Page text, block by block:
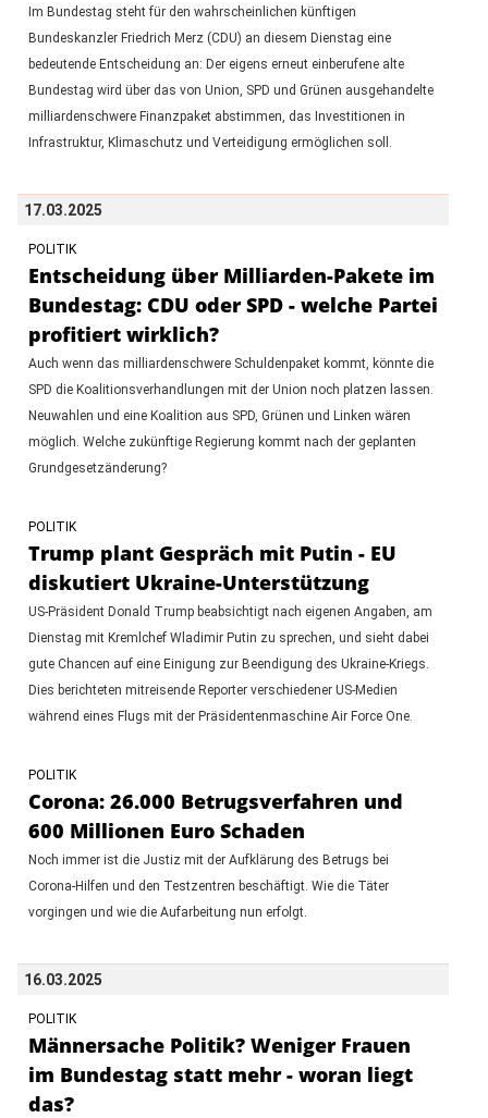
Im Bundestag steht für den wahrscheinlichen künftigen
Bundeskanzler Friedrich Merz (CDU) an diesem Dienstag eine
bedeutende Entscheidung an: Der eigens erneut einberufene alte
Bundestag wird über das von Union, SPD und Grünen ausgehandelte
milliardenschwere Finanzpaket abstimmen, das Investitionen in
Infrastruktur, Klimaschutz und Verteidigung ermöglichen soll.
17.03.2025
POLITIK
Entscheidung über Milliarden-Pakete im
Bundestag: CDU oder SPD - welche Partei
profitiert wirklich?
Auch wenn das milliardenschwere Schuldenpaket kommt, könnte die
SPD die Koalitionsverhandlungen mit der Union noch platzen lassen.
Neuwahlen und eine Koalition aus SPD, Grünen und Linken wären
möglich. Welche zukünftige Regierung kommt nach der geplanten
Grundgesetzänderung?
POLITIK
Trump plant Gespräch mit Putin - EU
diskutiert Ukraine-Unterstützung
US-Präsident Donald Trump beabsichtigt nach eigenen Angaben, am
Dienstag mit Kremlchef Wladimir Putin zu sprechen, und sieht dabei
gute Chancen auf eine Einigung zur Beendigung des Ukraine-Kriegs.
Dies berichteten mitreisende Reporter verschiedener US-Medien
während eines Flugs mit der Präsidentenmaschine Air Force One.
POLITIK
Corona: 26.000 Betrugsverfahren und
600 Millionen Euro Schaden
Noch immer ist die Justiz mit der Aufklärung des Betrugs bei
Corona-Hilfen und den Testzentren beschäftigt. Wie die Täter
vorgingen und wie die Aufarbeitung nun erfolgt.
16.03.2025
POLITIK
Männersache Politik? Weniger Frauen
im Bundestag statt mehr - woran liegt
das?